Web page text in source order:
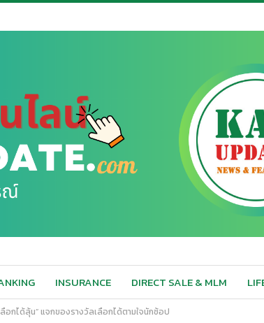
INSURANCE DIRECT SALE & MLM
กได้ลุ้น” แจกของรางวัลเลือกได้ตามใจนักช้อป